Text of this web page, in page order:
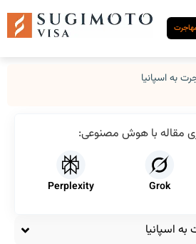
به اسپانیا
مقاله با هوش مصنوعی:
Grok
Perplexity
اسپانیا